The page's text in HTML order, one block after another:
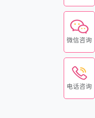
微信咨询
电话咨询